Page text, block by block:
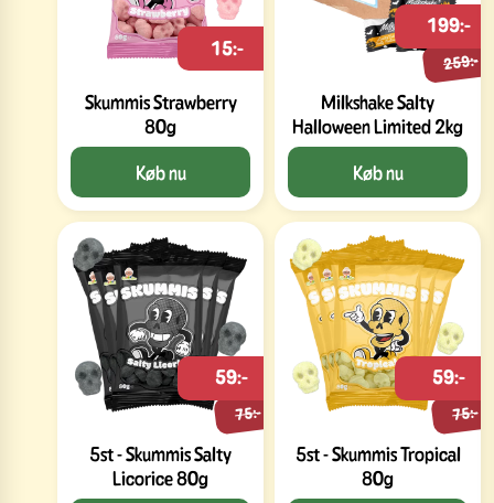
Skummis Strawberry
80g
15:-
Køb nu
Milkshake Salty
Halloween Limited 2kg
259:-
199:-
Køb nu
5st - Skummis Salty
Licorice 80g
75:-
59:-
5st - Skummis Tropical
80g
75:-
59:-